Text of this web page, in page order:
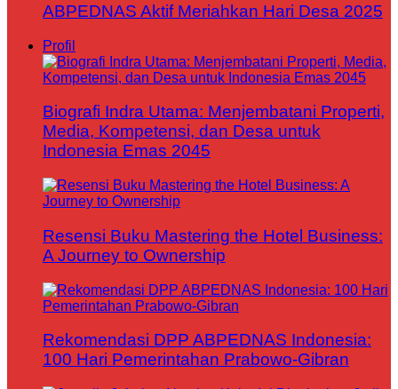
ABPEDNAS Aktif Meriahkan Hari Desa 2025
Profil
Biografi Indra Utama: Menjembatani Properti,
Media, Kompetensi, dan Desa untuk
Indonesia Emas 2045
Resensi Buku Mastering the Hotel Business:
A Journey to Ownership
Rekomendasi DPP ABPEDNAS Indonesia:
100 Hari Pemerintahan Prabowo-Gibran